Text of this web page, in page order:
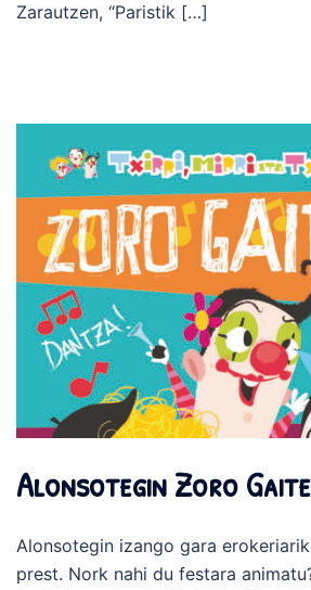
Zarautzen, “Paristik […]
Alonsotegin Zoro
Alonsotegin izango gara
prest. Nork nahi du festara